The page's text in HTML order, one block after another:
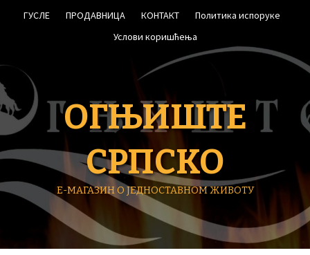
ГУСЛЕ ПРОДАВНИЦА КОНТАКТ
Политика испоруке
Услови коришћења
ОГЊИШТЕ
СРПСКО
Е-МАГАЗИН О ЈЕДНОСТАВНОМ ЖИВОТУ